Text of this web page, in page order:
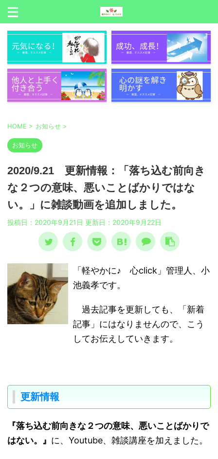
HOME > お知らせ >
お知らせ
2020/9.21 更新情報：「落ち込む前向き
な２つの意味、悪いことばかりではな
い。」に雑談動画を追加しました。
投稿日：2020年9月21日 更新日： 2020年9月22日
「軽やかに♪ 心click」管理人、小
池義孝です。
過去記事を更新しても、「新着
記事」にはなりませんので、こう
してお伝えしていきます。
更新情報
『落ち込む前向きな２つの意味、悪いことばかりで
はない。』 に、Youtube、雑談講座を加えました。